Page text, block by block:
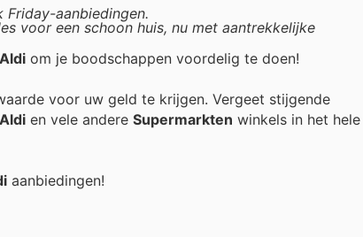
Friday-aanbiedingen.
voor een schoon huis, nu met aantrekkelijke
om je boodschappen voordelig te doen!
voor uw geld te krijgen. Vergeet stijgende
Aldi en vele andere Supermarkten winkels in het hele
aanbiedingen!